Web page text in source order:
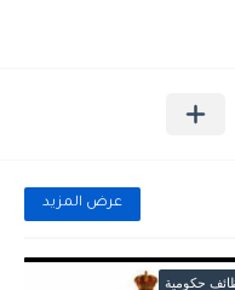
عرض المزيد
حكومية